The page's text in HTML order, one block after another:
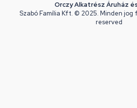
Orczy Alkatrész Áruház
Szabó Família Kft. © 2025. Minden
reserved